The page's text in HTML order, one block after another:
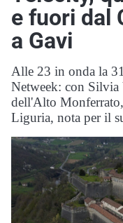
e fuori dal
a Gavi
Alle 23 in onda la
Netweek: con Silvia
dell'Alto
Liguria, nota per il